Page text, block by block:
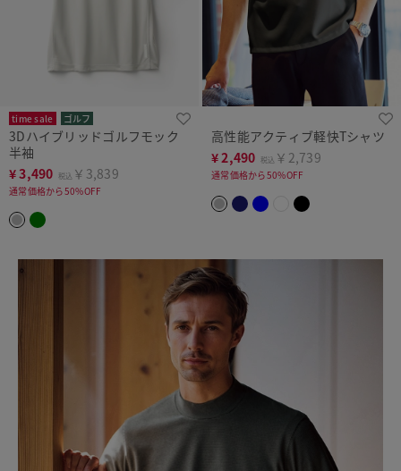
time sale ゴルフ
3Dハイブリッドゴルフモック
半袖
¥3,490 税込 ￥3,839
通常価格から50%OFF
高性能アクティブ軽快Tシャツ
¥2,490 税込 ￥2,739
通常価格から50%OFF